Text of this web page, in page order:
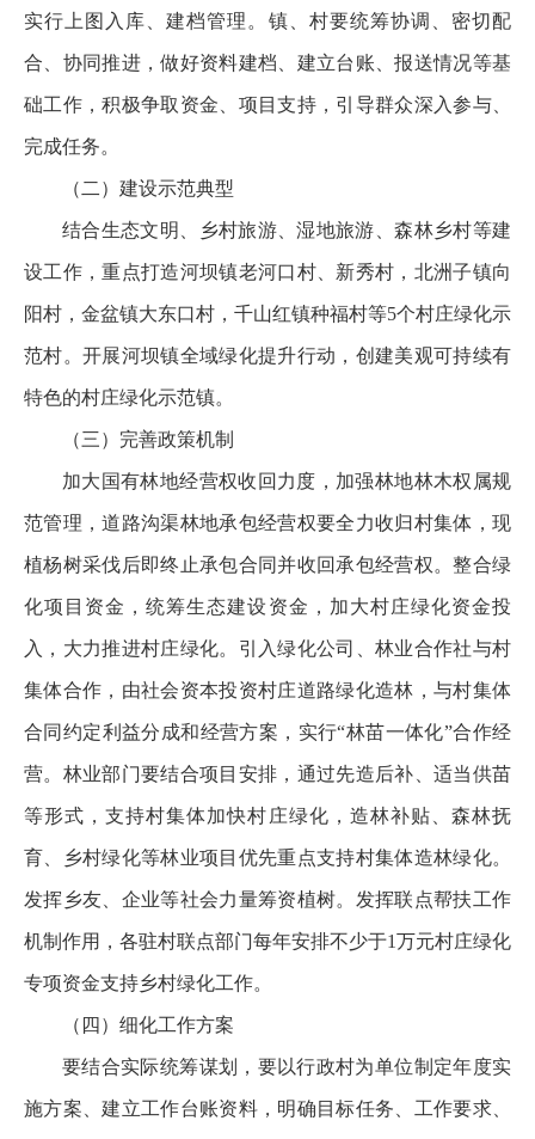
实行上图入库、建档管理。镇、村要统筹协调、密切配
合、协同推进，做好资料建档、建立台账、报送情况等基
础工作，积极争取资金、项目支持，引导群众深入参与、
完成任务。
（二）建设示范典型
结合生态文明、乡村旅游、湿地旅游、森林乡村等建
设工作，重点打造河坝镇老河口村、新秀村，北洲子镇向
阳村，金盆镇大东口村，千山红镇种福村等5个村庄绿化示
范村。开展河坝镇全域绿化提升行动，创建美观可持续有
特色的村庄绿化示范镇。
（三）完善政策机制
加大国有林地经营权收回力度，加强林地林木权属规
范管理，道路沟渠林地承包经营权要全力收归村集体，现
植杨树采伐后即终止承包合同并收回承包经营权。整合绿
化项目资金，统筹生态建设资金，加大村庄绿化资金投
入，大力推进村庄绿化。引入绿化公司、林业合作社与村
集体合作，由社会资本投资村庄道路绿化造林，与村集体
合同约定利益分成和经营方案，实行“林苗一体化”合作经
营。林业部门要结合项目安排，通过先造后补、适当供苗
等形式，支持村集体加快村庄绿化，造林补贴、森林抚
育、乡村绿化等林业项目优先重点支持村集体造林绿化。
发挥乡友、企业等社会力量筹资植树。发挥联点帮扶工作
机制作用，各驻村联点部门每年安排不少于1万元村庄绿化
专项资金支持乡村绿化工作。
（四）细化工作方案
要结合实际统筹谋划，要以行政村为单位制定年度实
施方案、建立工作台账资料，明确目标任务、工作要求、